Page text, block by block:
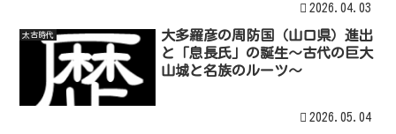
2026.04.03
太古時代
大多羅彦の周防国（山口県）進出
と「息長氏」の誕生～古代の巨大
山城と名族のルーツ～
2026.05.04